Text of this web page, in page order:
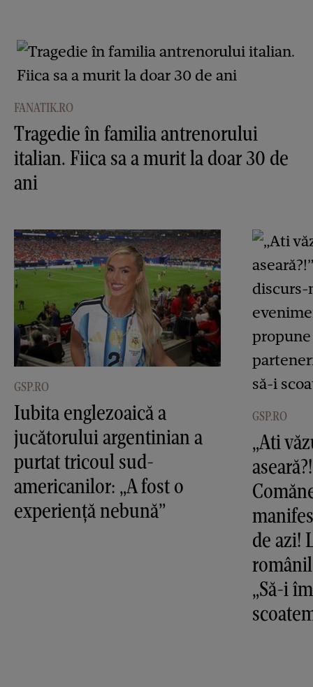
FANATIK.RO
Tragedie în familia antrenorului
italian. Fiica sa a murit la doar 30 de
ani
GSP.RO
Iubita englezoaică a
jucătorului argentinian a
purtat tricoul sud-
americanilor: „A fost o
experiență nebună”
GSP.RO
„Ati
de azi!
„Să-i